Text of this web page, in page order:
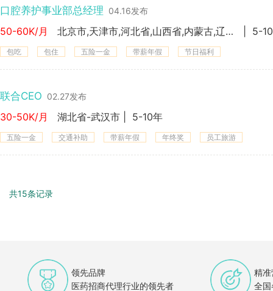
口腔养护事业部总经理 04.16发布
50-60K/月 北京市,天津市,河北省,山西省,内蒙古,辽宁省,吉林省,黑龙江,上海市,江苏省,浙江省,安徽省,福建省,江西省,山东省,河南省,湖北省,湖南省,广东省,广西省,海南省,重庆市,四川省,贵州省,云南省,西 藏,陕西省,甘肃省,青海省,宁 夏,新 疆- 5-
包吃 包住 五险一金 带薪年假 节日福利
联合CEO 02.27发布
30-50K/月 湖北省-武汉市 5-10年
五险一金 交通补助 带薪年假 年终奖 员工旅游
共15条记录
领先品牌
医药招商代理行业的领先者
精
全